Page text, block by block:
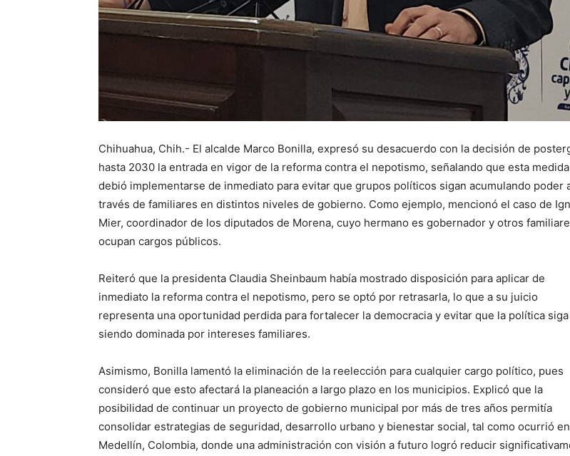
Chihuahua, Chih.- El alcalde Marco Bonilla, expresó su desacuerdo con la decisión de
hasta 2030 la entrada en vigor de la reforma contra el nepotismo, señalando que esta medida
debió implementarse de inmediato para evitar que grupos políticos sigan acumulando poder
través de familiares en distintos niveles de gobierno. Como ejemplo, mencionó el caso de
Mier, coordinador de los diputados de Morena, cuyo hermano es gobernador y otros
ocupan cargos públicos.
Reiteró que la presidenta Claudia Sheinbaum había mostrado disposición para aplicar de
inmediato la reforma contra el nepotismo, pero se optó por retrasarla, lo que a su juicio
representa una oportunidad perdida para fortalecer la democracia y evitar que la política siga
siendo dominada por intereses familiares.
Asimismo, Bonilla lamentó la eliminación de la reelección para cualquier cargo político, pues
consideró que esto afectará la planeación a largo plazo en los municipios. Explicó que la
posibilidad de continuar un proyecto de gobierno municipal por más de tres años permitía
consolidar estrategias de seguridad, desarrollo urbano y bienestar social, tal como ocurrió en
Medellín, Colombia, donde una administración con visión a futuro logró reducir